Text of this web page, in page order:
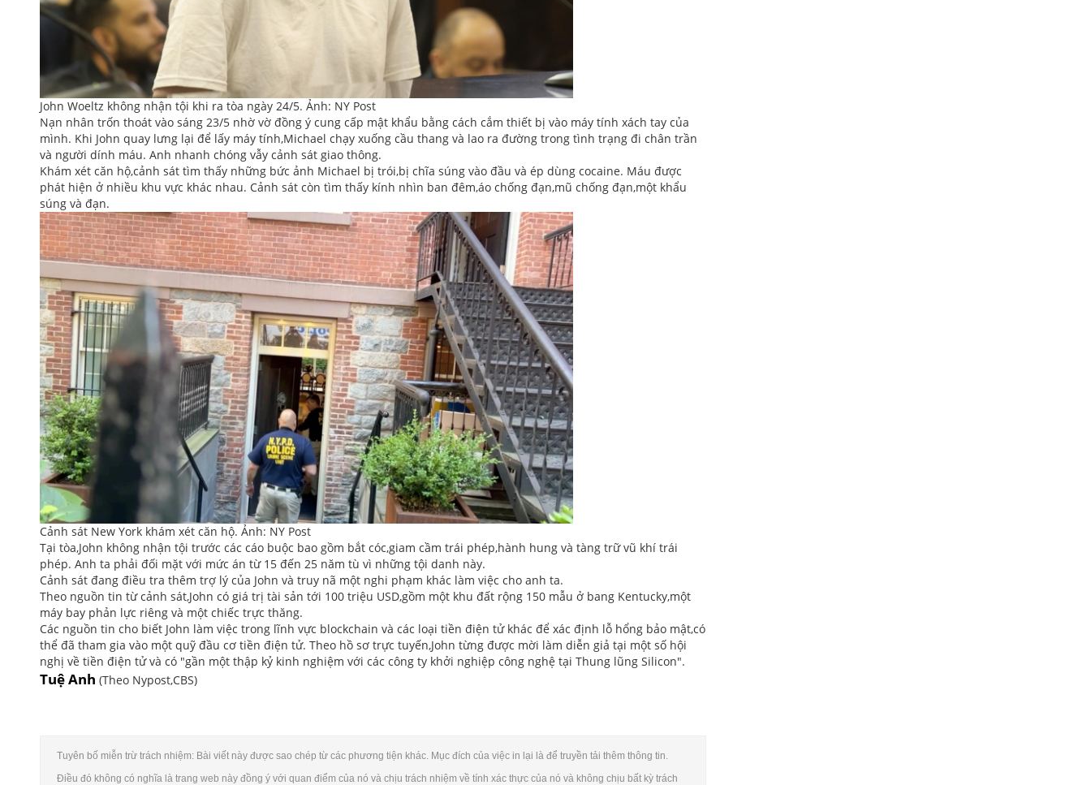
John Woeltz không nhận tội khi ra tòa ngày 24/5. Ảnh: NY Post
Nạn nhân trốn thoát vào sáng 23/5 nhờ vờ đồng ý cung cấp mật khẩu bằng cách cắm thiết bị vào máy tính xách tay của
mình. Khi John quay lưng lại để lấy máy tính,Michael chạy xuống cầu thang và lao ra đường trong tình trạng đi chân trần
và người dính máu. Anh nhanh chóng vẫy cảnh sát giao thông.
Khám xét căn hộ,cảnh sát tìm thấy những bức ảnh Michael bị trói,bị chĩa súng vào đầu và ép dùng cocaine. Máu được
phát hiện ở nhiều khu vực khác nhau. Cảnh sát còn tìm thấy kính nhìn ban đêm,áo chống đạn,mũ chống đạn,một khẩu
súng và đạn.
Cảnh sát New York khám xét căn hộ. Ảnh: NY Post
Tại tòa,John không nhận tội trước các cáo buộc bao gồm bắt cóc,giam cầm trái phép,hành hung và tàng trữ vũ khí trái
phép. Anh ta phải đối mặt với mức án từ 15 đến 25 năm tù vì những tội danh này.
Cảnh sát đang điều tra thêm trợ lý của John và truy nã một nghi phạm khác làm việc cho anh ta.
Theo nguồn tin từ cảnh sát,John có giá trị tài sản tới 100 triệu USD,gồm một khu đất rộng 150 mẫu ở bang Kentucky,một
máy bay phản lực riêng và một chiếc trực thăng.
Các nguồn tin cho biết John làm việc trong lĩnh vực blockchain và các loại tiền điện tử khác để xác định lỗ hổng bảo mật,có
thể đã tham gia vào một quỹ đầu cơ tiền điện tử. Theo hồ sơ trực tuyến,John từng được mời làm diễn giả tại một số hội
nghị về tiền điện tử và có "gần một thập kỷ kinh nghiệm với các công ty khởi nghiệp công nghệ tại Thung lũng Silicon".
Tuệ Anh (Theo Nypost,CBS)
Tuyên bố miễn trừ trách nhiệm: Bài viết này được sao chép từ các phương tiện khác. Mục đích của việc in lại là để truyền tải thêm thông tin.
Điều đó không có nghĩa là trang web này đồng ý với quan điểm của nó và chịu trách nhiệm về tính xác thực của nó và không chịu bất kỳ trách